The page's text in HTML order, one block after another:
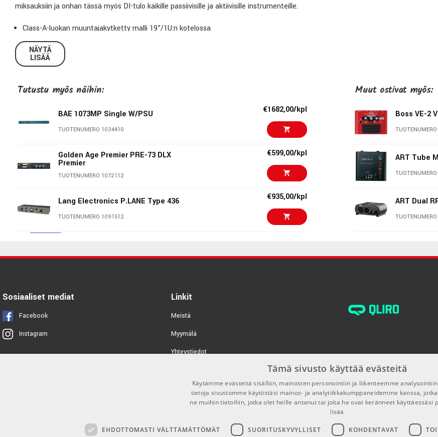
miksauksiin ja onhan tässä myös DI-tulo kaikille passiivisille ja aktiivisille instrumenteille.
Class-A-luokan muuntajakytketty malli 19”/1U:n kotelossa
Induktoripohjainen ylipäästösuodatin
Linjatason XLR-tulot lisäävät etuasteen monipuolisuutta
Korkeaimpedanssinen DI-tulo esim. kitaralle tai syntetisaattorille
Valaistut vaiheenkääntö- ja Phantom-virtapainikkeet
Käsin johdotettu, modulaarinen rakenne
Säännelty lineaarinen virtalähde toimii jopa neljällä kanavalla
NÄYTÄ
LISÄÄ
Tutustu myös näihin:
BAE 1073MP Single W/PSU
TUOTENUMERO 1034410
€1682,00/kpl
Golden Age Premier PRE-73 DLX
Premier
TUOTENUMERO 1072112
€599,00/kpl
Lang Electronics P.LANE Type 436
TUOTENUMERO 1091512
€935,00/kpl
Stereo 8755DM-LI
Warm Audio WA76-A
Premier
€136,00/kpl
Genelec 8341AP €2499,00/kpl
Muut ostivat myös:
Boss VE-2
ART Tube
ART Dual
TUOTENUMERO
Sosiaaliset mediat
Facebook
Instagram
Linkit
Meistä
Myymälä
Yhteystiedot
Toimitusehdot
Tämä sivusto käyttää evästeitä
Käytämme evästeitä sisällön, mainosten personointiin ja liikenteemme
tietoja sivustomme käytöstäsi mainos- ja analytiikkakumppaneidemme kanssa,
ne muihin tietoihin, jotka olet heille antanut tai joita he ovat keränneet käyttäessäsi
lisää
EHDOTTOMASTI VÄLTTÄMÄTTÖMÄT SUORITUSKYVYLLISET KOHDENTAVAT